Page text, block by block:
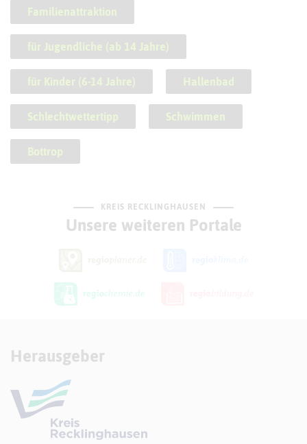
Familienattraktion
für Jugendliche (ab 14 Jahre)
für Kinder (6-14 Jahre) Hallenbad
Schlechtwettertipp Schwimmen
Bottrop
KREIS RECKLINGHAUSEN
Unsere weiteren Portale
Herausgeber